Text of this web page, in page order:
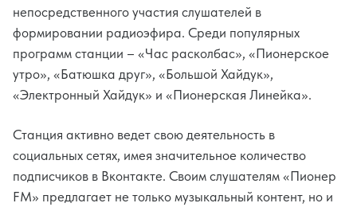
непосредственного участия слушателей в
формировании радиоэфира. Среди популярных
программ станции – «Час расколбас», «Пионерское
утро», «Батюшка друг», «Большой Хайдук»,
«Электронный Хайдук» и «Пионерская Линейка».
Станция активно ведет свою деятельность в
социальных сетях, имея значительное количество
подписчиков в Вконтакте. Своим слушателям «Пионер
FM» предлагает не только музыкальный контент, но и